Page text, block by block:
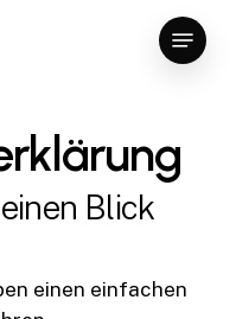
Menu
Blick
einen einfachen